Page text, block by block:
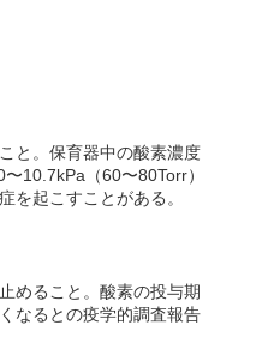
と。保育器中の酸素濃度
10.7kPa（60〜80Torr）
を起こすことがある 。
めること。酸素の投与期
なるとの疫学的調査報告